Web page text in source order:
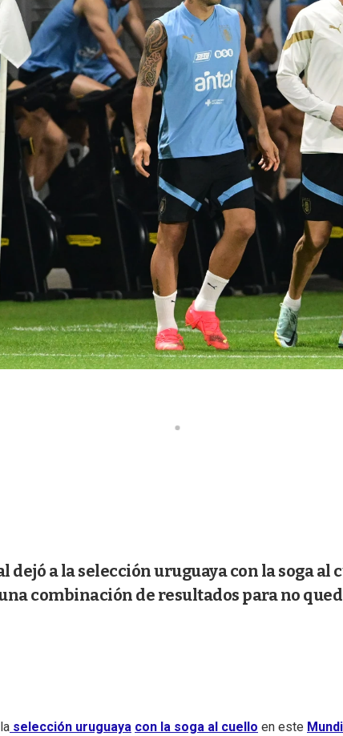
dejó a la selección uruguaya con la soga al
combinación de resultados para no
selección uruguaya con la soga al cuello en este